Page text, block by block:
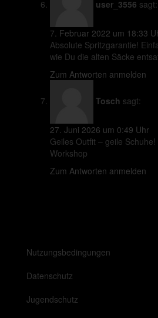
user_3556 sagt:
7. Februar 2022 um 18:33
Absolute Spritzgarantie!
wie Du die alten Säcke
Zum Antworten anmelden
Tosch sagt:
27. Juni 2026 um 0:49 Uhr
Geiles Outfit – geile
Workshop
Zum Antworten anmelden
Nutzungsbedingungen
Datenschutz
Jugendschutz